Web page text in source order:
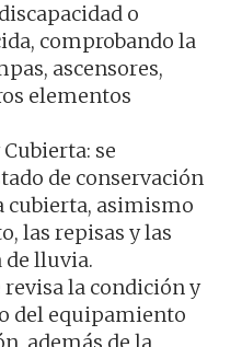
o
comprobando la
ascensores,
elementos
se
de conservación
cubierta, asimismo
las repisas y las
de lluvia.
revisa la condición y
del equipamiento